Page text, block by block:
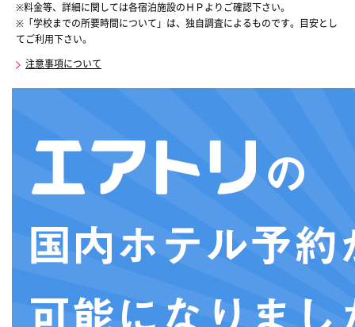
※料金等、詳細に関しては各宿泊施設のＨＰよりご確認下さい。
※「学校までの所要時間について」は、独自調査によるものです。目安とし
てご利用下さい。
注意事項について